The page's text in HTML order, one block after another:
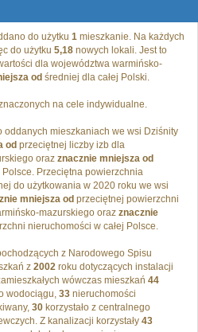
do użytku 1 mieszkanie. Na każdych
do użytku 5,18 nowych lokali. Jest to
dla województwa warmińsko-
od średniej dla całej Polski.
na cele indywidualne.
oddanych mieszkaniach we wsi Dziśnity
od przeciętnej liczby izb dla
oraz znacznie mniejsza od
Przeciętna powierzchnia
do użytkowania w 2020 roku we wsi
mniejsza od przeciętnej powierzchni
mazurskiego oraz znacznie
nieruchomości w całej Polsce.
z Narodowego Spisu
z 2002 roku dotyczących instalacji
wówczas mieszkań 44
wodociągu, 33 nieruchomości
30 korzystało z centralnego
Z kanalizacji korzystały 43